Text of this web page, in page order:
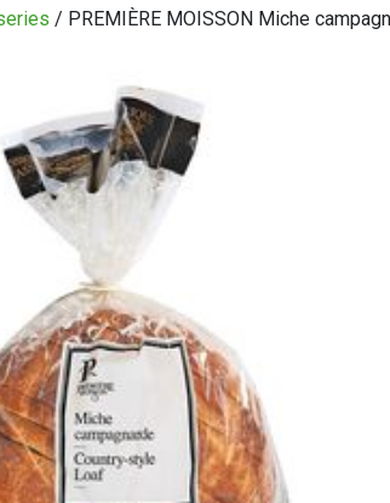
/ PREMIÈRE MOISSON Miche